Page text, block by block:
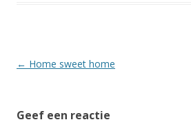
Berichtnavigatie
← Home sweet home
Geef een reactie